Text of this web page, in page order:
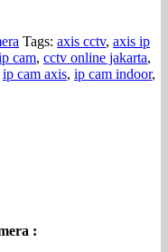
Tags: axis cctv, axis ip
cam, cctv online jakarta,
ip cam axis, ip cam indoor,
: